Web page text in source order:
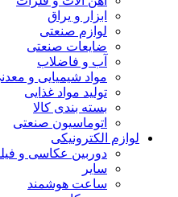
ابزار و یراق
لوازم صنعتی
ضایعات صنعتی
آب و فاضلاب
مواد شیمیایی و
تولید مواد غذایی
بسته بندی کالا
اتوماسیون صنعتی
لوازم الکترونیکی
دوربین عکاسی و
سایر
ساعت هوشمند